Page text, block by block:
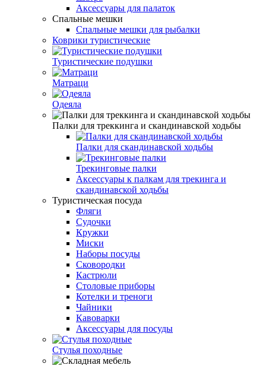
Аксессуары для палаток
Спальные мешки
Спальные мешки для рыбалки
Коврики туристические
Туристические подушки
Матраци
Одеяла
Палки для треккинга и скандинавской ходьбы
Палки для скандинавской ходьбы
Трекинговые палки
Аксессуары к палкам для трекинга и
скандинавской ходьбы
Туристическая посуда
Фляги
Судочки
Кружки
Миски
Наборы посуды
Сковородки
Кастрюли
Столовые приборы
Котелки и треноги
Чайники
Кавоварки
Аксессуары для посуды
Стулья походные